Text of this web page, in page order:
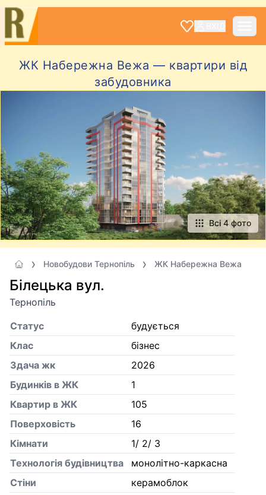
ЖК Набережна Вежа — квартири від
забудовника
Всі 4 фото
Новобудови Тернопіль ЖК Набережна Вежа
Білецька вул.
Тернопіль
Статус
будується
Клас
бізнес
Здача жк
2026
Будинків в ЖК
1
Квартир в ЖК
105
Поверховість
16
Кiмнати
1/ 2/ 3
Технологія будівництва
монолітно-каркасна
Стіни
керамоблок